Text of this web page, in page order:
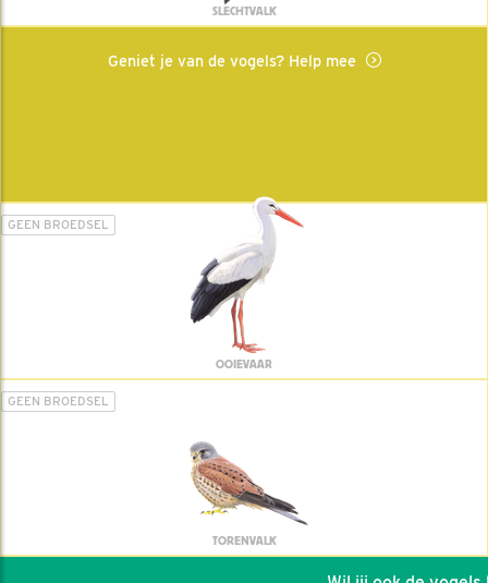
SLECHTVALK
Geniet je van de vogels? Help mee
GEEN BROEDSEL
OOIEVAAR
GEEN BROEDSEL
TORENVALK